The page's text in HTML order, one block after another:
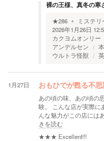
裸の王様、真冬の寒
★286 ミステリ
2026年1月26日
カクヨムオンリー
アンデルセン
ウルトラ怪獣
1月27日 おもひでが甦る不
あの頃の味、あの頃の
験。 こんな店が実際に
んな魅力がこの店には
きを読む
★★★ Excellent!!!